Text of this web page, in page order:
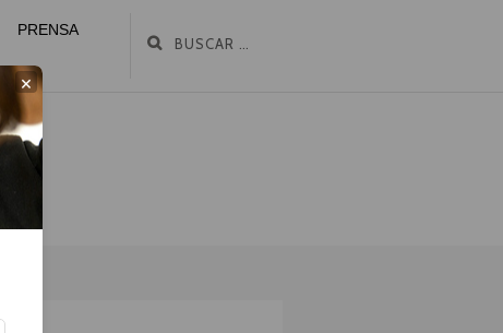
PRENSA
×